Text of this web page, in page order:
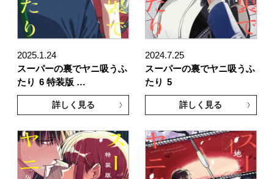
2025.1.24
スーパーの裏でヤニ吸うふ
たり 6 特装版 …
詳しく見る
2024.7.25
スーパーの裏でヤニ吸うふ
たり 5
詳しく見る